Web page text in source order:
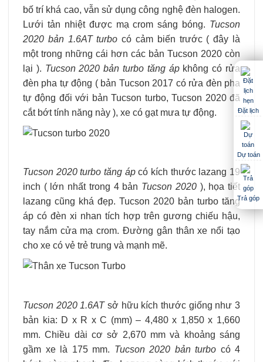
bố trí khá cao, vẫn sử dụng công nghệ đèn halogen.
Lưới tản nhiệt được mạ crom sáng bóng. Tucson
2020 bản 1.6AT turbo có cảm biến trước ( đây là
một trong những cái hơn các bản Tucson 2020 còn
lại ). Tucson 2020 bản turbo tăng ápkhông có rửa
đèn pha tự động ( bản Tucson 2017 có rửa đèn pha
tự động đối với bản Tucson turbo, Tucson 2020 đã
cắt bớt tính năng này ), xe có gạt mưa tự động.
Tucson 2020 turbo tăng ápcó kích thước lazang 19
inch ( lớn nhất trong 4 bản Tucson 2020 ), họa tiết
lazang cũng khá đẹp. Tucson 2020 bản turbo tăng
áp có đèn xi nhan tích hợp trên gương chiếu hậu,
tay nắm cửa mạ crom. Đường gân thân xe nổi tạo
cho xe có vẻ trẻ trung và mạnh mẽ.
Tucson 2020 1.6AT sở hữu kích thước giống như 3
bản kia: D x R x C (mm) – 4,480 x 1,850 x 1,660
mm. Chiều dài cơ sở 2,670 mm và khoảng sáng
gầm xe là 175 mm. Tucson 2020 bản turbo có 4
Đặt lịch
Dự toán
Trả góp